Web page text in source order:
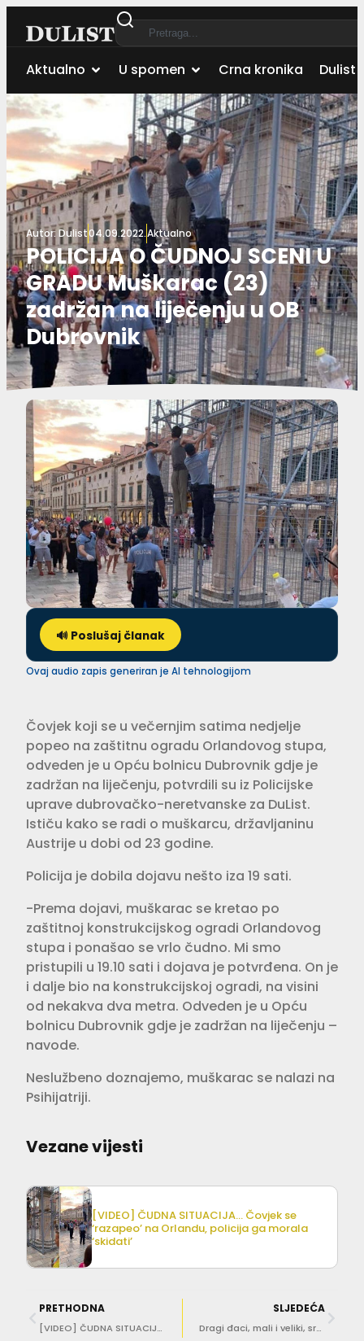
Aktualno U spomen Crna kronika Dulist
Autor: Dulist04.09.2022.Aktualno
POLICIJA O ČUDNOJ SCENI U
GRADU Muškarac (23)
zadržan na liječenju u OB
Dubrovnik
🔊 Poslušaj članak
Ovaj audio zapis generiran je AI tehnologijom
Čovjek koji se u večernjim satima nedjelje
popeo na zaštitnu ogradu Orlandovog stupa,
odveden je u Opću bolnicu Dubrovnik gdje je
zadržan na liječenju, potvrdili su iz Policijske
uprave dubrovačko-neretvanske za DuList.
Ističu kako se radi o muškarcu, državljaninu
Austrije u dobi od 23 godine.
Policija je dobila dojavu nešto iza 19 sati.
-Prema dojavi, muškarac se kretao po
zaštitnoj konstrukcijskog ogradi Orlandovog
stupa i ponašao se vrlo čudno. Mi smo
pristupili u 19.10 sati i dojava je potvrđena. On je
i dalje bio na konstrukcijskoj ogradi, na visini
od nekakva dva metra. Odveden je u Opću
bolnicu Dubrovnik gdje je zadržan na liječenju –
navode.
Neslužbeno doznajemo, muškarac se nalazi na
Psihijatriji.
Vezane vijesti
[VIDEO] ČUDNA SITUACIJA… Čovjek se
‘razapeo’ na Orlandu, policija ga morala
‘skidati’
PRETHODNA
[VIDEO] ČUDNA SITUACIJA… Čovjek se ‘razapeo’ na Orlandu, policija ga morala ‘skidati’
SLJEDEĆA
Dragi đaci, mali i veliki, sretan vam prvi dan škole!